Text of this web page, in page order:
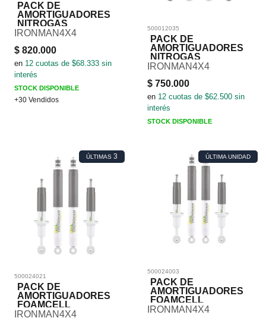
PACK DE
AMORTIGUADORES
NITROGAS
IRONMAN4X4
$ 820.000
en 12 cuotas de $68.333 sin
interés
STOCK DISPONIBLE
+30 Vendidos
500012035
PACK DE
AMORTIGUADORES
NITROGAS
IRONMAN4X4
$ 750.000
en 12 cuotas de $62.500 sin
interés
STOCK DISPONIBLE
ÚLTIMAS 3
500024021
PACK DE
AMORTIGUADORES
FOAMCELL
IRONMAN4X4
ÚLTIMA UNIDAD
500024003
PACK DE
AMORTIGUADORES
FOAMCELL
IRONMAN4X4